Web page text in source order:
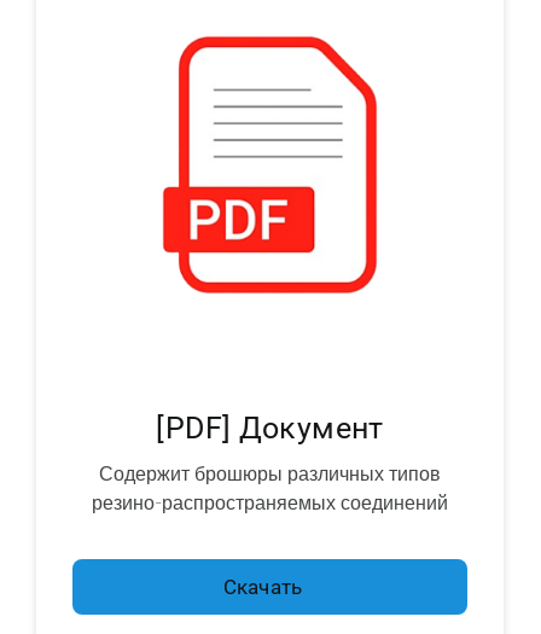
[PDF] Документ
Содержит брошюры различных типов
резино-распространяемых соединений
Скачать